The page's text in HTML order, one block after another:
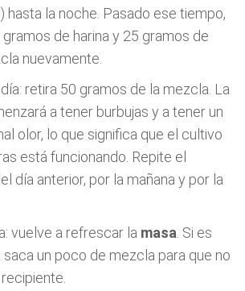
hasta la noche. Pasado ese tiempo,
de harina y 25 gramos de
nuevamente.
retira 50 gramos de la mezcla. La
a tener burbujas y a tener un
olor, lo que significa que el cultivo
está funcionando. Repite el
día anterior, por la mañana y por la
vuelve a refrescar la masa . Si es
saca un poco de mezcla para que no